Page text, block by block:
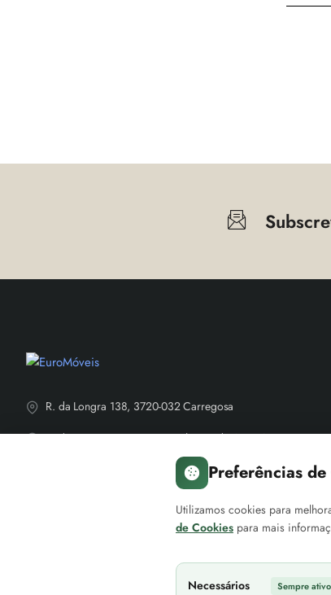
R. da Longra 138, 3720-032 Carregosa
R. das Travessas, 3720-714 Oliveira de Azeméis
Preferências
Utilizamos cookies para
de Cookies para mais
Necessários Sempre